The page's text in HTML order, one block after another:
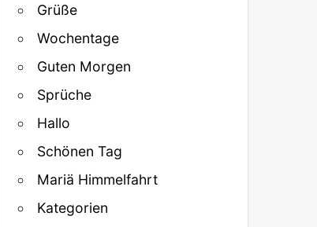
Grüße
Wochentage
Guten Morgen
Sprüche
Hallo
Schönen Tag
Mariä Himmelfahrt
Kategorien